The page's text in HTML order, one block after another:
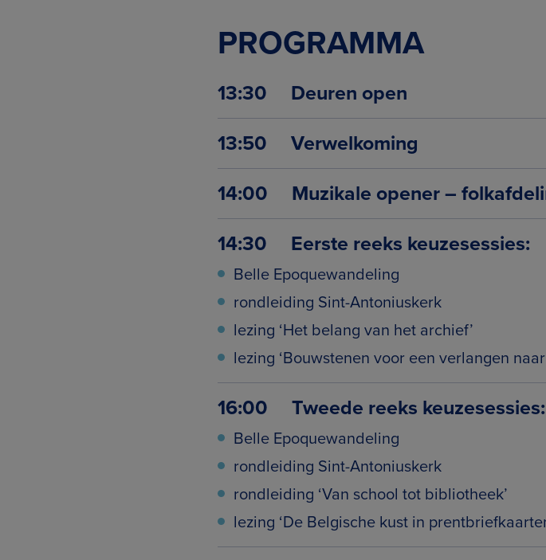
PROGRAMMA
13:30 Deuren open
13:50 Verwelkoming
14:00 Muzikale opener –
14:30 Eerste reeks keuzesessies:
Belle Epoquewandeling
rondleiding Sint-Antoniuskerk
lezing ‘Het belang van het archief’
lezing ‘Bouwstenen voor een verlangen naar
16:00 Tweede reeks keuzesessies:
Belle Epoquewandeling
rondleiding Sint-Antoniuskerk
rondleiding ‘Van school tot bibliotheek’
lezing ‘De Belgische kust in